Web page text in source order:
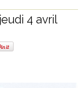
4 avril